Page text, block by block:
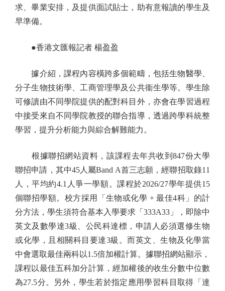
求、畢業安排，及提供面試貼士，助有意報讀的學生及
早準備。
●香港文匯報記者 楊盈盈
據介紹，課程內容橫跨多個範疇，包括生物醫學、
分子生物技術學、工商管理學及公共衞生學等。學生除
可修讀由不同學院提供的配對科目外，亦會在學習過程
中接受來自不同學院教授的聯合指導，透過跨學科統整
學習，提升分析能力與綜合解難能力。
根據聯招網站資料，該課程去年共收到847份大學
聯招申請，其中45人屬Band A首三志願，經聯招取錄11
人，平均約4.1人爭一學額。課程於2026/27學年提供15
個聯招學額。校方採用「生物或化學 + 最佳4科」的計
分方法，學生須符合基本入學要求「333A33」，即除中
英文及數學達3級、公民科達標，申請人必須選修生物
或化學，且相關科目要達3級。而英文、生物及化學當
中會選取最佳兩科以1.5倍加權計算。據聯招網站顯示，
課程以最佳五科加分計算，經加權後的收生分數中位數
為27.5分。另外，學生若於指定應用學習科目取得「達